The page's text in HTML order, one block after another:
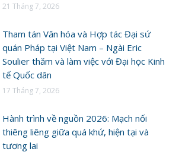
21 Tháng 7, 2026
Tham tán Văn hóa và Hợp tác Đại sứ
quán Pháp tại Việt Nam – Ngài Eric
Soulier thăm và làm việc với Đại học Kinh
tế Quốc dân
17 Tháng 7, 2026
Hành trình về nguồn 2026: Mạch nối
thiêng liêng giữa quá khứ, hiện tại và
tương lai